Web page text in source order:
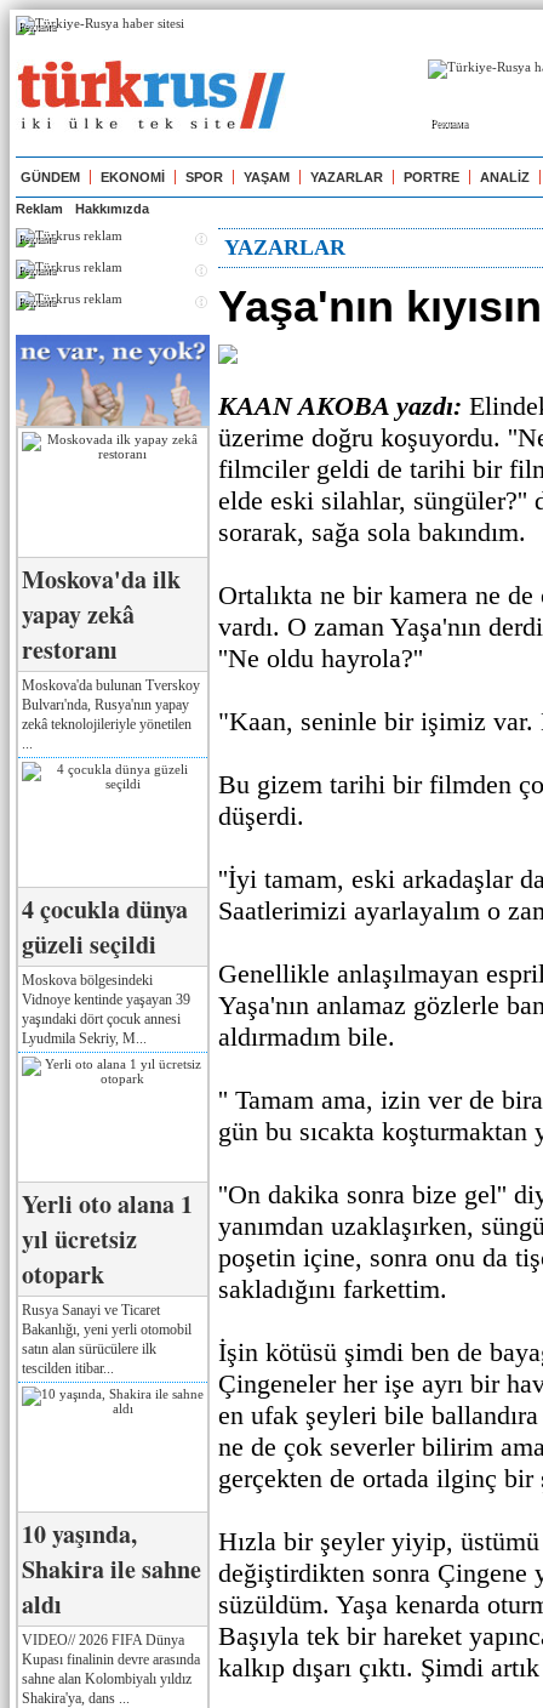
Реклама
Реклама
GÜNDEM EKONOMİ SPOR YAŞAM YAZARLAR PORTRE ANALİZ
Reklam Hakkımızda
Реклама
Реклама
Реклама
Moskova'da ilk
yapay zekâ
restoranı
Moskova'da bulunan Tverskoy
Bulvarı'nda, Rusya'nın yapay
zekâ teknolojileriyle yönetilen
4 çocukla dünya
güzeli seçildi
Moskova bölgesindeki
Vidnoye kentinde yaşayan 39
yaşındaki dört çocuk annesi
Lyudmila Sekriy, M...
Yerli oto alana 1
yıl ücretsiz
otopark
Rusya Sanayi ve Ticaret
Bakanlığı, yeni yerli otomobil
satın alan sürücülere ilk
tescilden itibar...
10 yaşında,
Shakira ile sahne
aldı
VIDEO// 2026 FIFA Dünya
Kupası finalinin devre arasında
sahne alan Kolombiyalı yıldız
Shakira'ya, dans ...
YAZARLAR
Yaşa'nın
KAAN AKOBA yazdı:
üzerime doğru koşuyordu.
filmciler geldi de tarihi bir
elde eski silahlar, süngüler?''
sorarak, sağa sola bakındım.
Ortalıkta ne bir kamera ne
vardı. O zaman Yaşa'nın
''Ne oldu hayrola?''
"Kaan, seninle bir işimiz
Bu gizem tarihi bir filmden
düşerdi.
''İyi tamam, eski arkadaşlar
Saatlerimizi ayarlayalım o
Genellikle anlaşılmayan
Yaşa'nın anlamaz gözlerle
aldırmadım bile.
'' Tamam ama, izin ver de
gün bu sıcakta koşturmaktan
''On dakika sonra bize gel''
yanımdan uzaklaşırken,
poşetin içine, sonra onu da
sakladığını farkettim.
İşin kötüsü şimdi ben de
Çingeneler her işe ayrı bir
en ufak şeyleri bile ballandıra
ne de çok severler bilirim
gerçekten de ortada ilginç
Hızla bir şeyler yiyip, üstümü
değiştirdikten sonra Çingene
süzüldüm. Yaşa kenarda
Başıyla tek bir hareket
kalkıp dışarı çıktı. Şimdi